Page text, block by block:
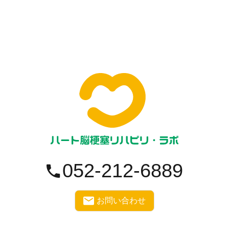
052-212-6889
お問い合わせ